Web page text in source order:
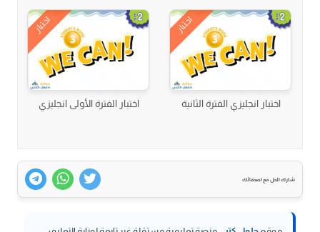
اختبار
اختبار انجليزي الفترة الثانية
اختبار
اختبار الفترة الأولى انجليزي
شارك الحل مع اصدقائك